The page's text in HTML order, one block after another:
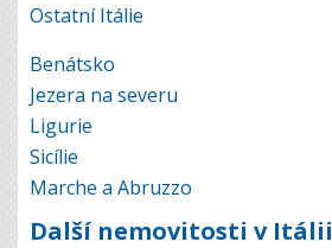
Ostatní Itálie
Benátsko
Jezera na severu
Ligurie
Sicílie
Marche a Abruzzo
Další nemovitosti v Itálii